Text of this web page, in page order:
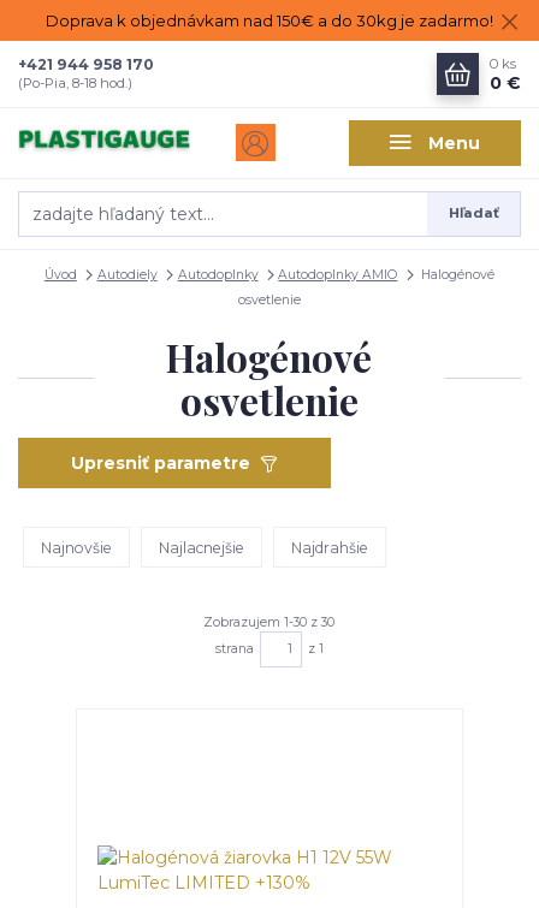
Doprava k objednávkam nad 150€ a do 30kg je zadarmo!
Menu
Hľadať
+421 944 958 170
(Po-Pia, 8-18 hod.)
0 ks
0 €
Úvod Autodiely Autodoplnky Autodoplnky AMIO
Halogénové
osvetlenie
Halogénové
osvetlenie
Upresniť parametre
Najnovšie Najlacnejšie Najdrahšie
Zobrazujem 1-30 z 30
strana
z 1